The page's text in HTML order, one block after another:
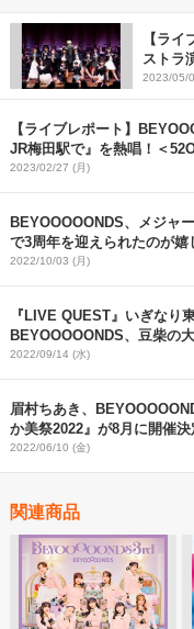
【ラ
ストラ
2023/05/
【ライブレポート】
JR梅田駅で』を熱唱！＜
2023/02/27 (月)
BEYOOOOONDS、メジャ
で3周年を迎えられたのが嬉
2022/10/03 (月)
『LIVE QUEST』いぎなり
BEYOOOOONDS、豆柴の
2022/09/14 (水)
眉村ちあき、
か美祭2022』が8月に開催決
2022/06/10 (金)
関連商品